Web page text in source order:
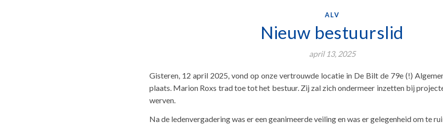
ALV
Nieuw bestuurslid
april 13, 2025
Gisteren, 12 april 2025, vond op onze vertrouwde locatie in De Bilt de 79e (!)
plaats. Marion Roxs trad toe tot het bestuur. Zij zal zich ondermeer inzetten bij
werven.
Na de ledenvergadering was er een geanimeerde veiling en was er gelegenheid om te